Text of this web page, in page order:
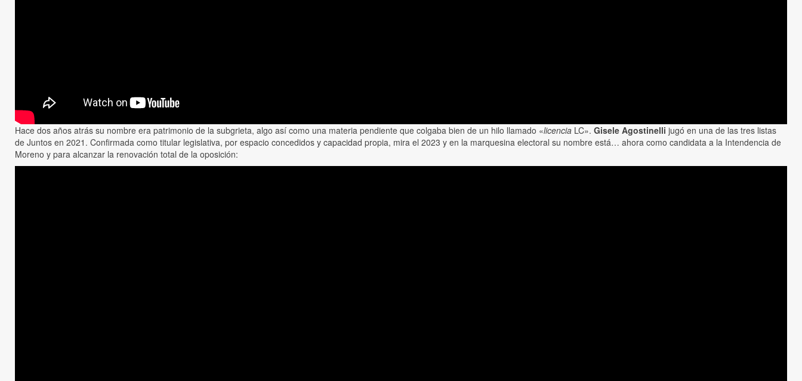
Hace dos años atrás su nombre era patrimonio de la subgrieta, algo así como una materia pendiente que colgaba bien de un hilo llamado «licencia LC». Gisele Agostinelli jugó en una de las tres listas
de Juntos en 2021. Confirmada como titular legislativa, por espacio concedidos y capacidad propia, mira el 2023 y en la marquesina electoral su nombre está… ahora como candidata a la Intendencia de
Moreno y para alcanzar la renovación total de la oposición: